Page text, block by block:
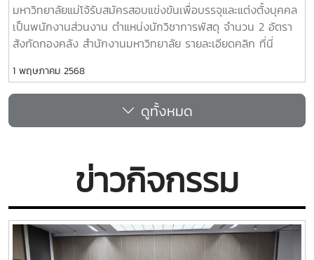
มหาวิทยาลัยแม่โจ้รับสมัครสอบแข่งขันเพื่อบรรจุและแต่งตั้งบุคคล
เป็นพนักงานส่วนงาน ตำแหน่งนักวิชาการพัสดุ จำนวน 2 อัตรา
สังกัดกองคลัง สำนักงานมหาวิทยาลัย รายละเอียดคลิก ที่นี่
1 พฤษภาคม 2568
ดูทั้งหมด
ข่าวกิจกรรม